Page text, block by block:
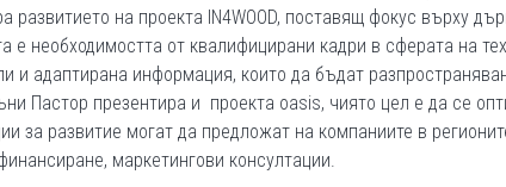
развитието на проекта IN4WOOD, поставящ фокус върху
е необходимостта от квалифицирани кадри в сферата на
и адаптирана информация, които да бъдат
Пастор презентира и проекта oasis, чиято цел е да се
за развитие могат да предложат на компаниите в
маркетингови консултации.